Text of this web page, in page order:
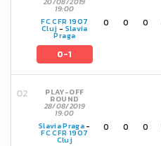
19:00
FC CFR 1907
Cluj - Slavia
Praga
0-1
0 0 0
PLAY-OFF
ROUND
28/08/2019
19:00
Slavia Praga -
FC CFR 1907
Cluj
0 0 0